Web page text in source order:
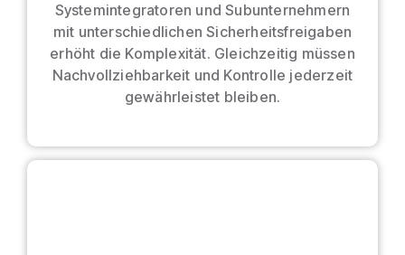
Systemintegratoren und Subunternehmern
mit unterschiedlichen Sicherheitsfreigaben
erhöht die Komplexität. Gleichzeitig müssen
Nachvollziehbarkeit und Kontrolle jederzeit
gewährleistet bleiben.